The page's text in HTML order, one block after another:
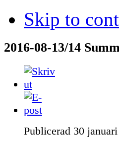
Skip to
2016-08-13/14
Publicerad 30